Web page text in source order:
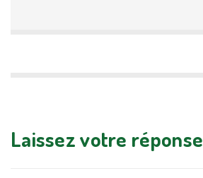
Laissez votre réponse